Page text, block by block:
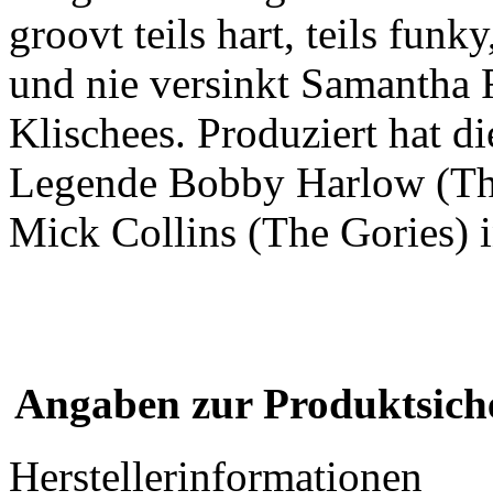
groovt teils hart, teils
und nie versinkt
Klischees. Produziert hat
Legende Bobby Harlow
Mick Collins (The Gories)
Angaben zur
Herstellerinformationen